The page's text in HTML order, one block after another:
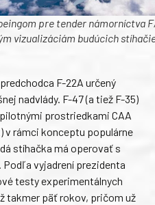
pre tender námorníctva
vizualizáciám budúcich
F-22A určený
nadvlády. F-47 (a tiež F-35)
prostriedkami CAA
v rámci konceptu populárne
stíhačka má operovať s
vyjadrení prezidenta
testy experimentálnych
takmer päť rokov, pričom už